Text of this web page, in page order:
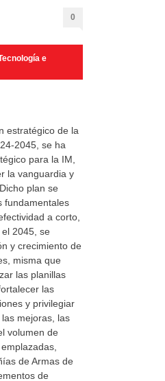
0
e
estratégico de la
2045, se ha
para la IM,
la vanguardia y
plan se
fundamentales
a corto,
2045, se
y crecimiento de
misma que
las planillas
las
y privilegiar
mejoras, las
volumen de
de Armas de
de